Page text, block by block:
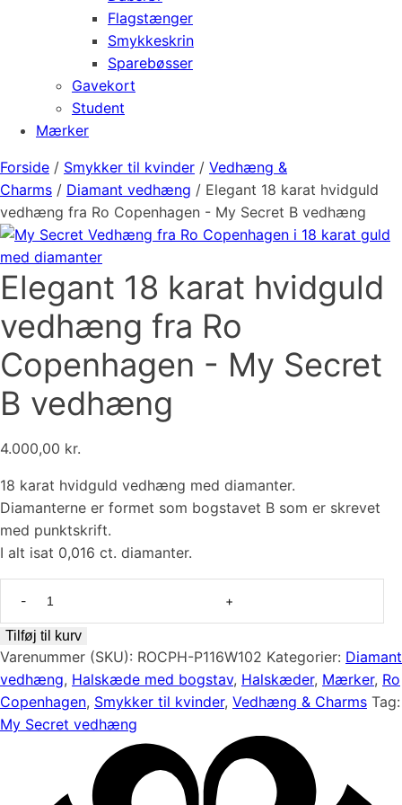
Flagstænger
Smykkeskrin
Sparebøsser
Gavekort
Student
Mærker
Forside / Smykker til kvinder / Vedhæng &
Charms / Diamant vedhæng / Elegant 18 karat hvidguld
vedhæng fra Ro Copenhagen - My Secret B vedhæng
Elegant 18 karat hvidguld
vedhæng fra Ro
Copenhagen - My Secret
B vedhæng
4.000,00 kr.
18 karat hvidguld vedhæng med diamanter.
Diamanterne er formet som bogstavet B som er skrevet
med punktskrift.
I alt isat 0,016 ct. diamanter.
karat
hvidguld
vedhæng
fra
Ro
Tilføj til kurv
Varenummer (SKU): ROCPH-P116W102 Kategorier: Diamant
vedhæng, Halskæde med bogstav, Halskæder, Mærker, Ro
Copenhagen, Smykker til kvinder, Vedhæng & Charms Tag:
My Secret vedhæng